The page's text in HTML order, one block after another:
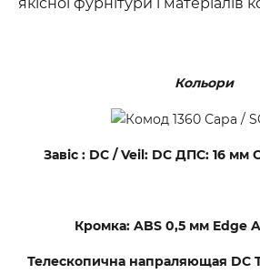
Кольори
Завіс : DC / Veil: DC ДПС: 16 мм
Кромка: ABS 0,5 мм Edge
Телескопична напраляющая DC